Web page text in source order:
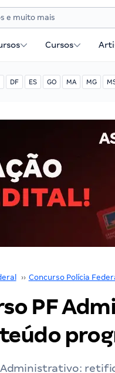
Cursos
DF ES GO MA MG
›› Concurso Polícia
PF
Administrativo: